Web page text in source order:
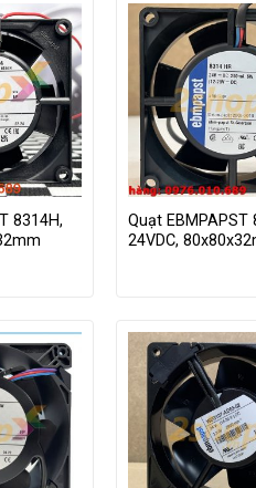
8314H,
Quạt EBMPAPST
24VDC,